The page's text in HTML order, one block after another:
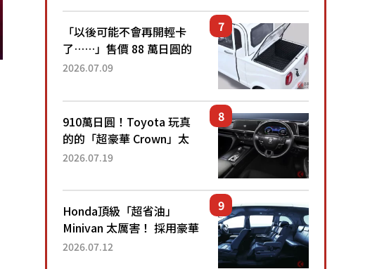
高階「Super Sport」車款
相同的...
「以後可能不會再開輕卡
了……」售價 88 萬日圓的
「超迷你輕型貨車」引發兩
100 公里！」「免驗車真的
太棒了！...
2026.07.09
910萬日圓！Toyota 玩真
的的「超豪華 Crown」太
厲害了！採用由「匠人技
運動化「底盤設定」！還配
備專屬豪華...
2026.07.19
Honda頂級「超省油」
Minivan 太厲害！ 採用豪華
「真皮座椅」與專屬「黑色
2026.07.12